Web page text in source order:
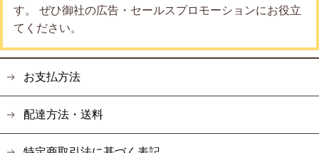
す。 ぜひ御社の広告・セールスプロモーションにお役立
てください。
お支払方法
配達方法・送料